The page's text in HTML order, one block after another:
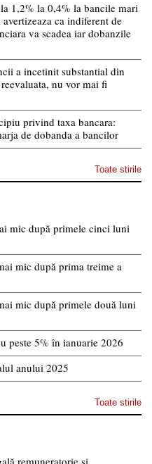
1,2% la 0,4% la bancile mari
ca indiferent de
va scadea iar dobanzile
a incetinit substantial din
nu vor mai fi
privind taxa bancara:
de dobanda a bancilor
Toate stirile
mic după primele cinci luni
mic după prima treime a
mic după primele două luni
peste 5% în ianuarie 2026
anului 2025
Toate stirile